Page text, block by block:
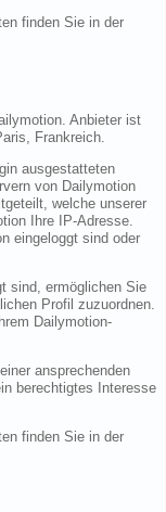
finden Sie in der
Anbieter ist
Frankreich.
ausgestatteten
von Dailymotion
welche unserer
Ihre IP-Adresse.
eingeloggt sind oder
sind, ermöglichen Sie
Profil zuzuordnen.
Dailymotion-
ansprechenden
berechtigtes Interesse
finden Sie in der